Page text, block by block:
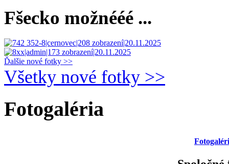
Fšecko možnééé ...
Ďalšie nové fotky >>
Všetky nové fotky >>
Fotogaléria